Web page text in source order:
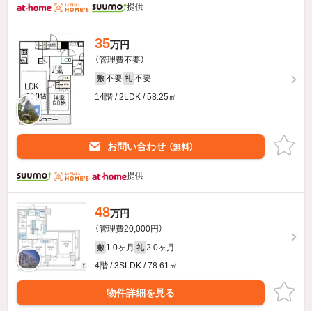
提供
35万円
（管理費不要）
敷 不要 礼 不要
14階 / 2LDK / 58.25㎡
お問い合わせ （無料）
提供
48万円
（管理費20,000円）
敷 1.0ヶ月 礼 2.0ヶ月
4階 / 3SLDK / 78.61㎡
物件詳細を見る